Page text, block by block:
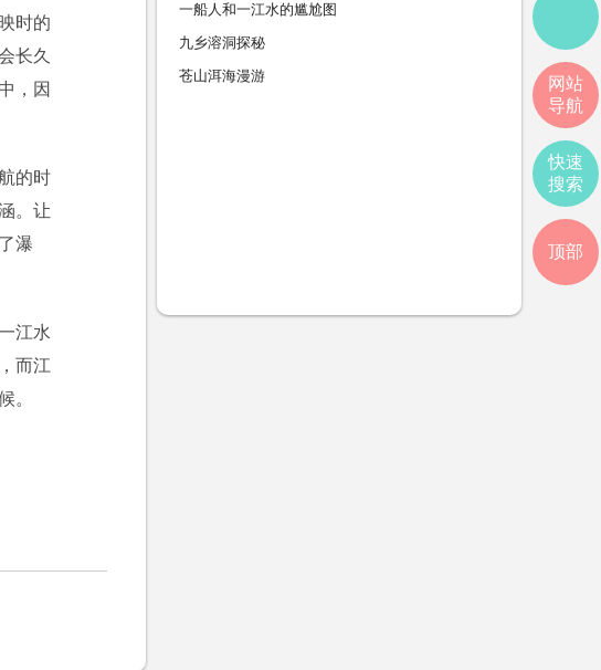
时的
长久
，因
的时
。让
瀑
江水
而江
。
一船人和一江水的尴尬图
九乡溶洞探秘
苍山洱海漫游
网站
导航
快速
搜索
顶部